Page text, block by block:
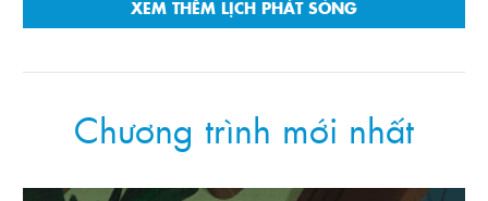
XEM THÊM LỊCH PHÁT SÓNG
Chương trình mới nhất